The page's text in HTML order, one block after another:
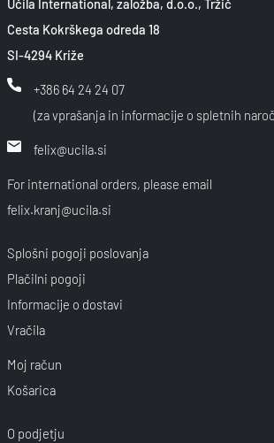
Učila International, založba, d.o.o., Tržič
Cesta Kokrškega odreda 18
SI-4294 Križe
+386 64 24 24 07
(za vprašanja in informacije o spletnih
felix@ucila.si
For international orders, please email
felix.kranj@ucila.si
Splošni pogoji poslovanja
Plačilni pogoji
Informacije o dostavi
Vračila
Moj račun
Košarica
O podjetju